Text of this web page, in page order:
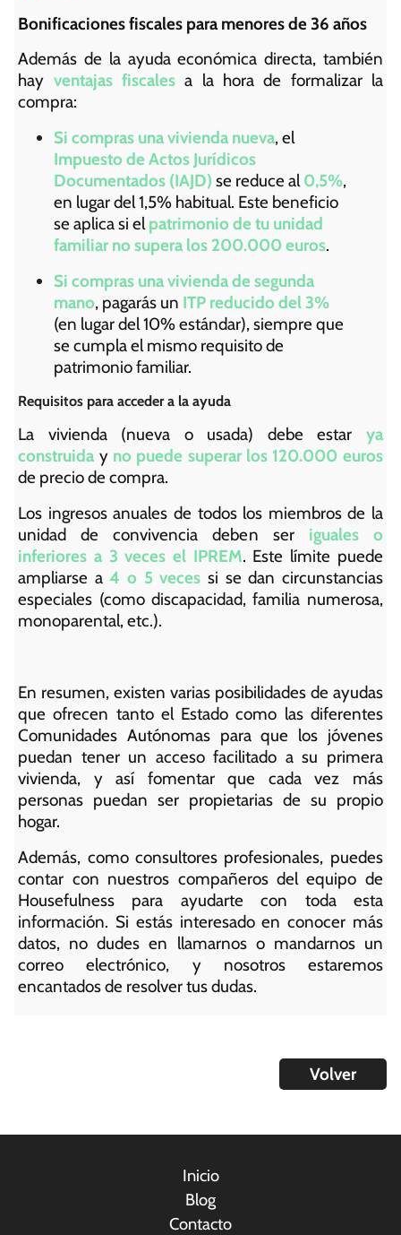
Bonificaciones fiscales para menores de 36 años
Además de la ayuda económica directa, también
hay ventajas fiscalesa la hora de formalizar la
compra:
Si compras una vivienda nueva, el
Impuesto de Actos Jurídicos
Documentados (IAJD) se reduce al0,5%,
en lugar del 1,5% habitual. Este beneficio
se aplica si elpatrimonio de tu unidad
familiar no supera los 200.000 euros.
Si compras una vivienda de segunda
mano, pagarás un ITP reducido del 3%
(en lugar del 10% estándar), siempre que
se cumpla el mismo requisito de
patrimonio familiar.
Requisitos para acceder a la ayuda
La vivienda (nueva o usada) debe estar ya
construida y no puede superar los 120.000 euros
de precio de compra.
Los ingresos anuales de todos los miembros de la
unidad de convivencia deben ser iguales o
inferiores a 3 veces el IPREM. Este límite puede
ampliarse a4 o 5 veces si se dan circunstancias
especiales (como discapacidad, familia numerosa,
monoparental, etc.).
En resumen, existen varias posibilidades de ayudas
que ofrecen tanto el Estado como las diferentes
Comunidades Autónomas para que los jóvenes
puedan tener un acceso facilitado a su primera
vivienda, y así fomentar que cada vez más
personas puedan ser propietarias de su propio
hogar.
Además, como consultores profesionales, puedes
contar con nuestros compañeros del equipo de
Housefulness para ayudarte con toda esta
información. Si estás interesado en conocer más
datos, no dudes en llamarnos o mandarnos un
correo electrónico, y nosotros estaremos
encantados de resolver tus dudas.
Volver
Inicio
Blog
Contacto